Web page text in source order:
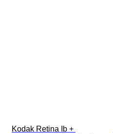
Kodak Retina Ib +